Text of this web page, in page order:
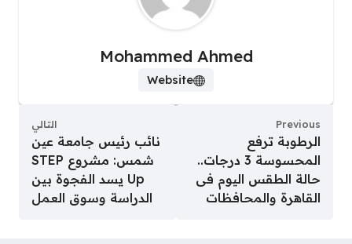
Mohammed Ahmed
Website
Previous
الرطوبة ترفع
المحسوسة 3 درجات..
حالة الطقس اليوم فى
القاهرة والمحافظات
التالي
نائب رئيس جامعة عين
شمس: مشروع STEP
Up يسد الفجوة بين
الدراسة وسوق العمل